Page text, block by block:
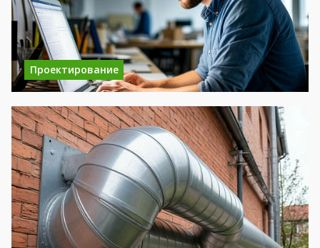
Проектирование